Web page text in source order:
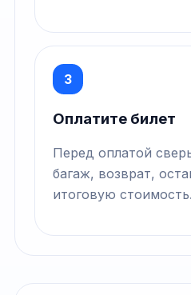
3
Оплатите билет
Перед оплатой
багаж, возврат,
итоговую стоимость.